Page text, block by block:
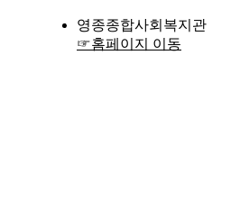
영종종합사회복지관
☞홈페이지 이동